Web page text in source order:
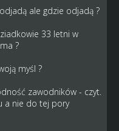
ale gdzie odjadą ?
33 letni w
?
myśl ?
zawodników - czyt.
a nie do tej pory